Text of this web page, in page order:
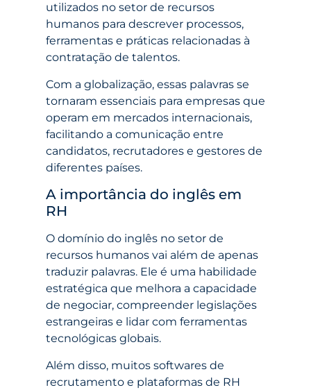
utilizados no setor de recursos
humanos para descrever processos,
ferramentas e práticas relacionadas à
contratação de talentos.
Com a globalização, essas palavras se
tornaram essenciais para empresas que
operam em mercados internacionais,
facilitando a comunicação entre
candidatos, recrutadores e gestores de
diferentes países.
A importância do inglês em
RH
O domínio do inglês no setor de
recursos humanos vai além de apenas
traduzir palavras. Ele é uma habilidade
estratégica que melhora a capacidade
de negociar, compreender legislações
estrangeiras e lidar com ferramentas
tecnológicas globais.
Além disso, muitos softwares de
recrutamento e plataformas de RH